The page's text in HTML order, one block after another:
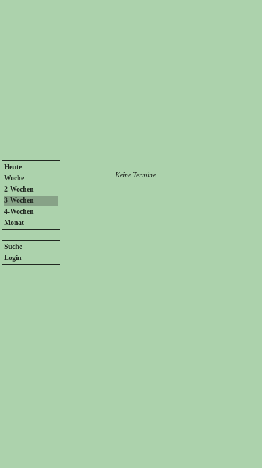
Heute
Woche
2-Wochen
3-Wochen
4-Wochen
Monat
Suche
Login
Keine Termine